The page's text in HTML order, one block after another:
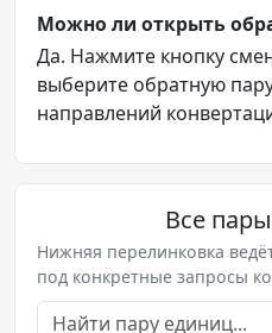
Можно ли открыть
Да. Нажмите кнопку
выберите обратную
направлений
Все
Нижняя перелинковка
под конкретные запросы